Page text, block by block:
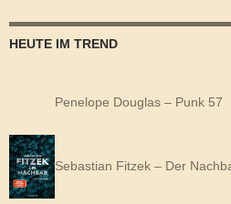
HEUTE IM TREND
Penelope Douglas – Punk 57
Sebastian Fitzek – Der